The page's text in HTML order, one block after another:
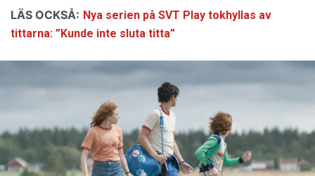
LÄS OCKSÅ: Nya serien på SVT Play tokhyllas av
tittarna: ”Kunde inte sluta titta”